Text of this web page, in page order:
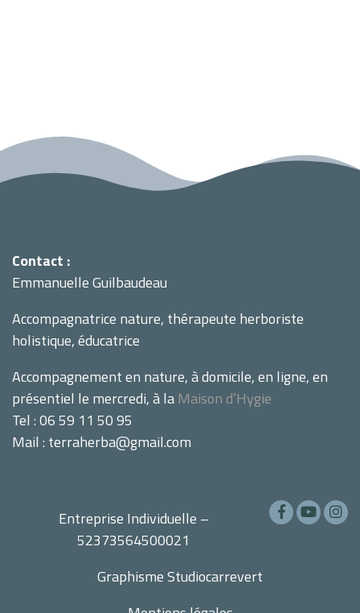
Contact :
Emmanuelle Guilbaudeau
Accompagnatrice nature, thérapeute herboriste
holistique, éducatrice
Accompagnement en nature, à domicile, en ligne, en
présentiel le mercredi, à la Maison d’Hygie
Tel : 06 59 11 50 95
Mail : terraherba@gmail.com
Entreprise Individuelle –
52373564500021
GraphismeStudiocarrevert